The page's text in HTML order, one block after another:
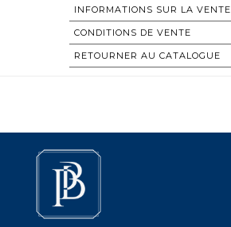
INFORMATIONS SUR LA VENTE
CONDITIONS DE VENTE
RETOURNER AU CATALOGUE